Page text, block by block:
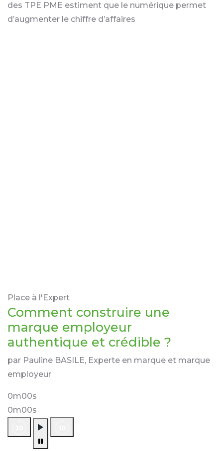
des TPE PME estiment que le numérique permet
d’augmenter le chiffre d’affaires
Place à l'Expert
Comment construire une
marque employeur
authentique et crédible ?
par Pauline BASILE, Experte en marque et marque
employeur
0m00s
0m00s